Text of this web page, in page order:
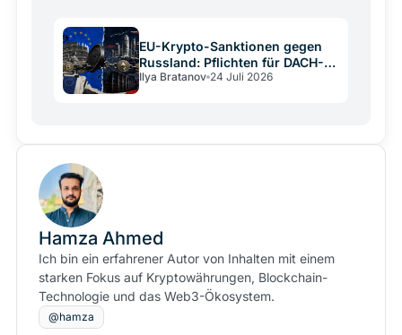
EU-Krypto-Sanktionen gegen
Russland: Pflichten für DACH-
Betreiber
Ilya Bratanov 24 Juli 2026
Hamza Ahmed
Ich bin ein erfahrener Autor von Inhalten mit einem
starken Fokus auf Kryptowährungen, Blockchain-
Technologie und das Web3-Ökosystem.
@hamza